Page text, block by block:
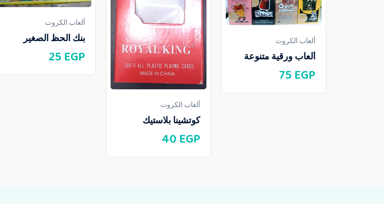
ألعاب الكروت
ألعاب ورقية متنوعة
75 EGP
ألعاب الكروت
كوتشينا بلاستيك
40 EGP
ألعاب الكروت
بنك الحظ الصغير
25 EGP